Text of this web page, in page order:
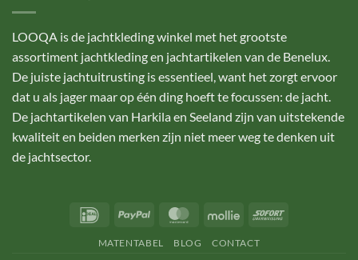
LOOQA is de jachtkleding winkel met het grootste
assortiment jachtkleding en jachtartikelen van de Benelux.
De juiste jachtuitrusting is essentieel, want het zorgt ervoor
dat u als jager maar op één ding hoeft te focussen: de jacht.
De jachtartikelen van Harkila en Seeland zijn van uitstekende
kwaliteit en beiden merken zijn niet meer weg te denken uit
de jachtsector.
IDeal PayPal MasterCardMollie Sofort
MATENTABEL BLOG CONTACT